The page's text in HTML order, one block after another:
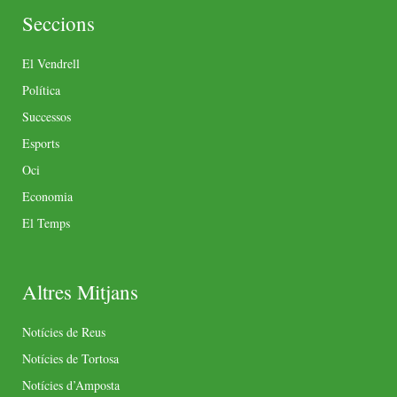
Seccions
El Vendrell
Política
Successos
Esports
Oci
Economia
El Temps
Altres Mitjans
Notícies de Reus
Notícies de Tortosa
Notícies d’Amposta